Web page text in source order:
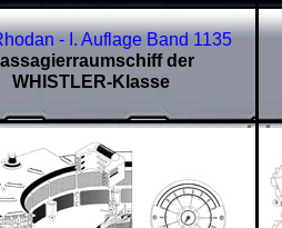
- I. Auflage Band 1135
der
WHISTLER-Klasse